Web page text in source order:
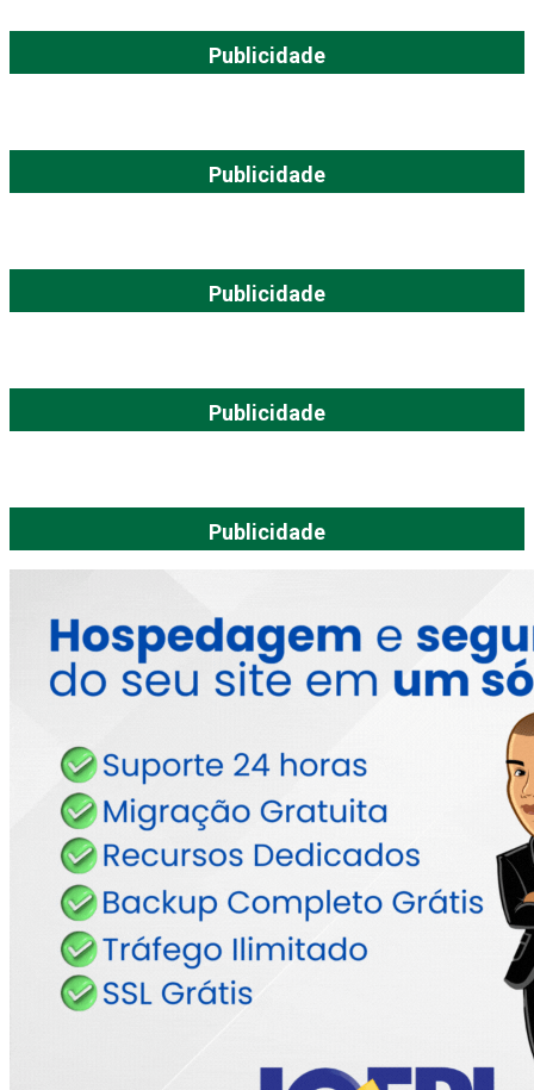
Publicidade
Publicidade
Publicidade
Publicidade
Publicidade